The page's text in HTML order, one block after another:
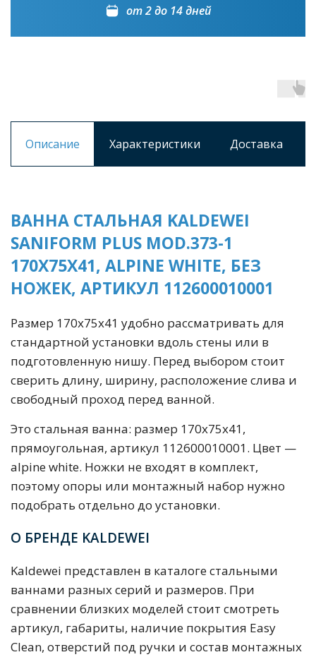
от 2 до 14 дней
Описание Характеристики Доставка
ВАННА СТАЛЬНАЯ KALDEWEI
SANIFORM PLUS MOD.373-1
170Х75Х41, ALPINE WHITE, БЕЗ
НОЖЕК, АРТИКУЛ 112600010001
Размер 170x75x41 удобно рассматривать для
стандартной установки вдоль стены или в
подготовленную нишу. Перед выбором стоит
сверить длину, ширину, расположение слива и
свободный проход перед ванной.
Это стальная ванна: размер 170x75x41,
прямоугольная, артикул 112600010001. Цвет —
alpine white. Ножки не входят в комплект,
поэтому опоры или монтажный набор нужно
подобрать отдельно до установки.
О БРЕНДЕ KALDEWEI
Kaldewei представлен в каталоге стальными
ваннами разных серий и размеров. При
сравнении близких моделей стоит смотреть
артикул, габариты, наличие покрытия Easy
Clean, отверстий под ручки и состав монтажных